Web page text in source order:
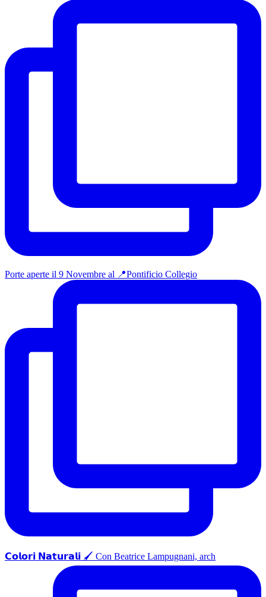
Porte aperte il 9 Novembre al 📍Pontificio Collegio
𝗖𝗼𝗹𝗼𝗿𝗶 𝗡𝗮𝘁𝘂𝗿𝗮𝗹𝗶 🖌️ Con Beatrice Lampugnani, arch